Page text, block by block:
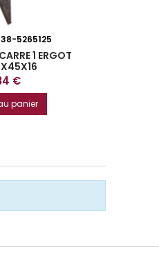
38-5265125
1 ERGOT
€
panier